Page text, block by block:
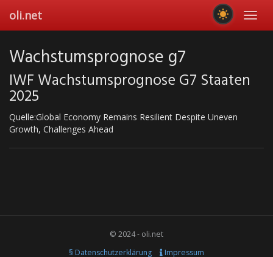
main
oli.net
Wachstumsprognose g7
IWF Wachstumsprognose G7 Staaten
2025
Quelle:Global Economy Remains Resilient Despite Uneven
Growth, Challenges Ahead
© 2024 - oli.net
§ Datenschutzerklärung
Impressum